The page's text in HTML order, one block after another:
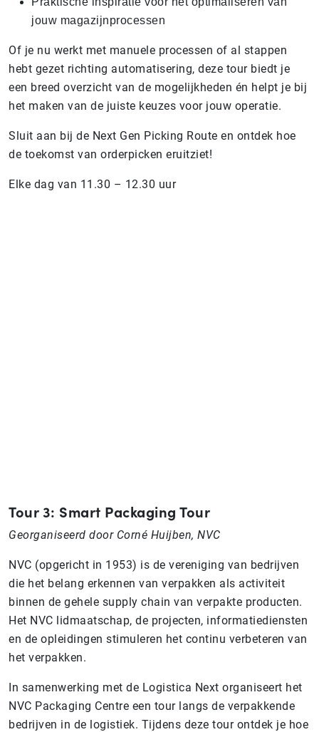
jouw magazijnprocessen
Of je nu werkt met manuele processen of al stappen
hebt gezet richting automatisering, deze tour biedt je
een breed overzicht van de mogelijkheden én helpt je bij
het maken van de juiste keuzes voor jouw operatie.
Sluit aan bij de Next Gen Picking Route en ontdek hoe
de toekomst van orderpicken eruitziet!
Elke dag van 11.30 – 12.30 uur
Tour 3: Smart Packaging Tour
Georganiseerd door Corné Huijben, NVC
NVC (opgericht in 1953) is de vereniging van bedrijven
die het belang erkennen van verpakken als activiteit
binnen de gehele supply chain van verpakte producten.
Het NVC lidmaatschap, de projecten, informatiediensten
en de opleidingen stimuleren het continu verbeteren van
het verpakken.
In samenwerking met de Logistica Next organiseert het
NVC Packaging Centre een tour langs de verpakkende
bedrijven in de logistiek. Tijdens deze tour ontdek je hoe